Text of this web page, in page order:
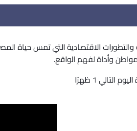
والتطورات الاقتصادية التي تمس
وأداة لفهم الواقع.